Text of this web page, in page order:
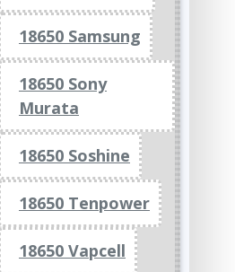
18650 Samsung
18650 Sony
Murata
18650 Soshine
18650 Tenpower
18650 Vapcell